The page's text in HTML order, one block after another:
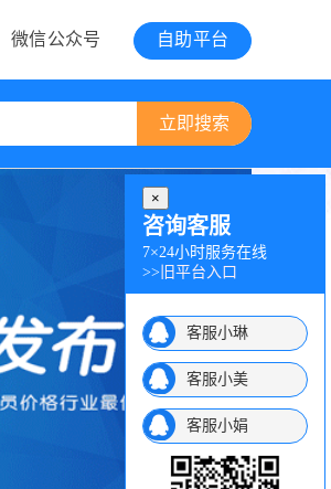
自助平台
微信公众号
×
咨询客服
7×24小时服务在线
>> 旧平台入口
客服小琳
客服小美
客服小娟